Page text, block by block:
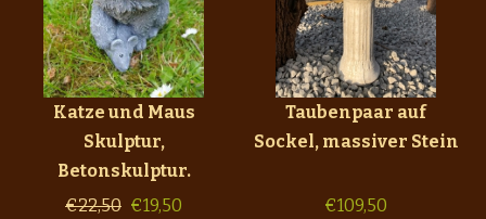
Katze und Maus
Skulptur,
Betonskulptur.
€22,50 €19,50
Taubenpaar auf
Sockel, massiver Stein
€109,50